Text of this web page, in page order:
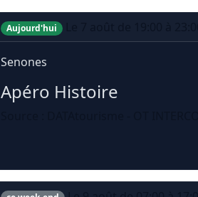
Aujourd'hui Le 7 août de 19:00 à 23:00
Senones
Apéro Histoire